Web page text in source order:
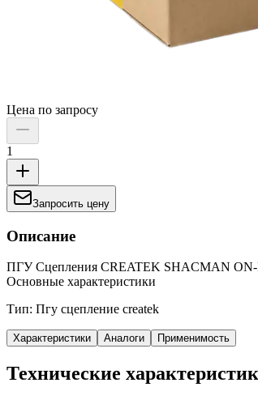
Цена по запросу
1
Запросить цену
Описание
ПГУ Сцепления CREATEK SHACMAN ON-
Основные характеристики
Тип: Пгу сцепление createk
Характеристики Аналоги Применимость
Технические